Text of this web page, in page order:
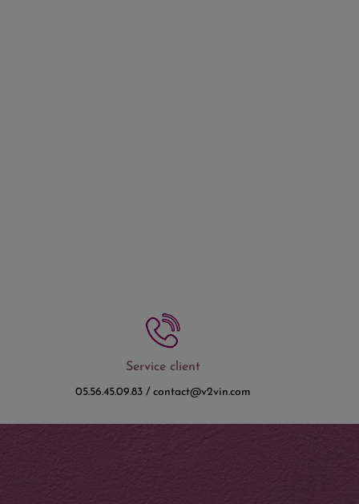
Service client
05.56.45.09.83 / contact@v2vin.com